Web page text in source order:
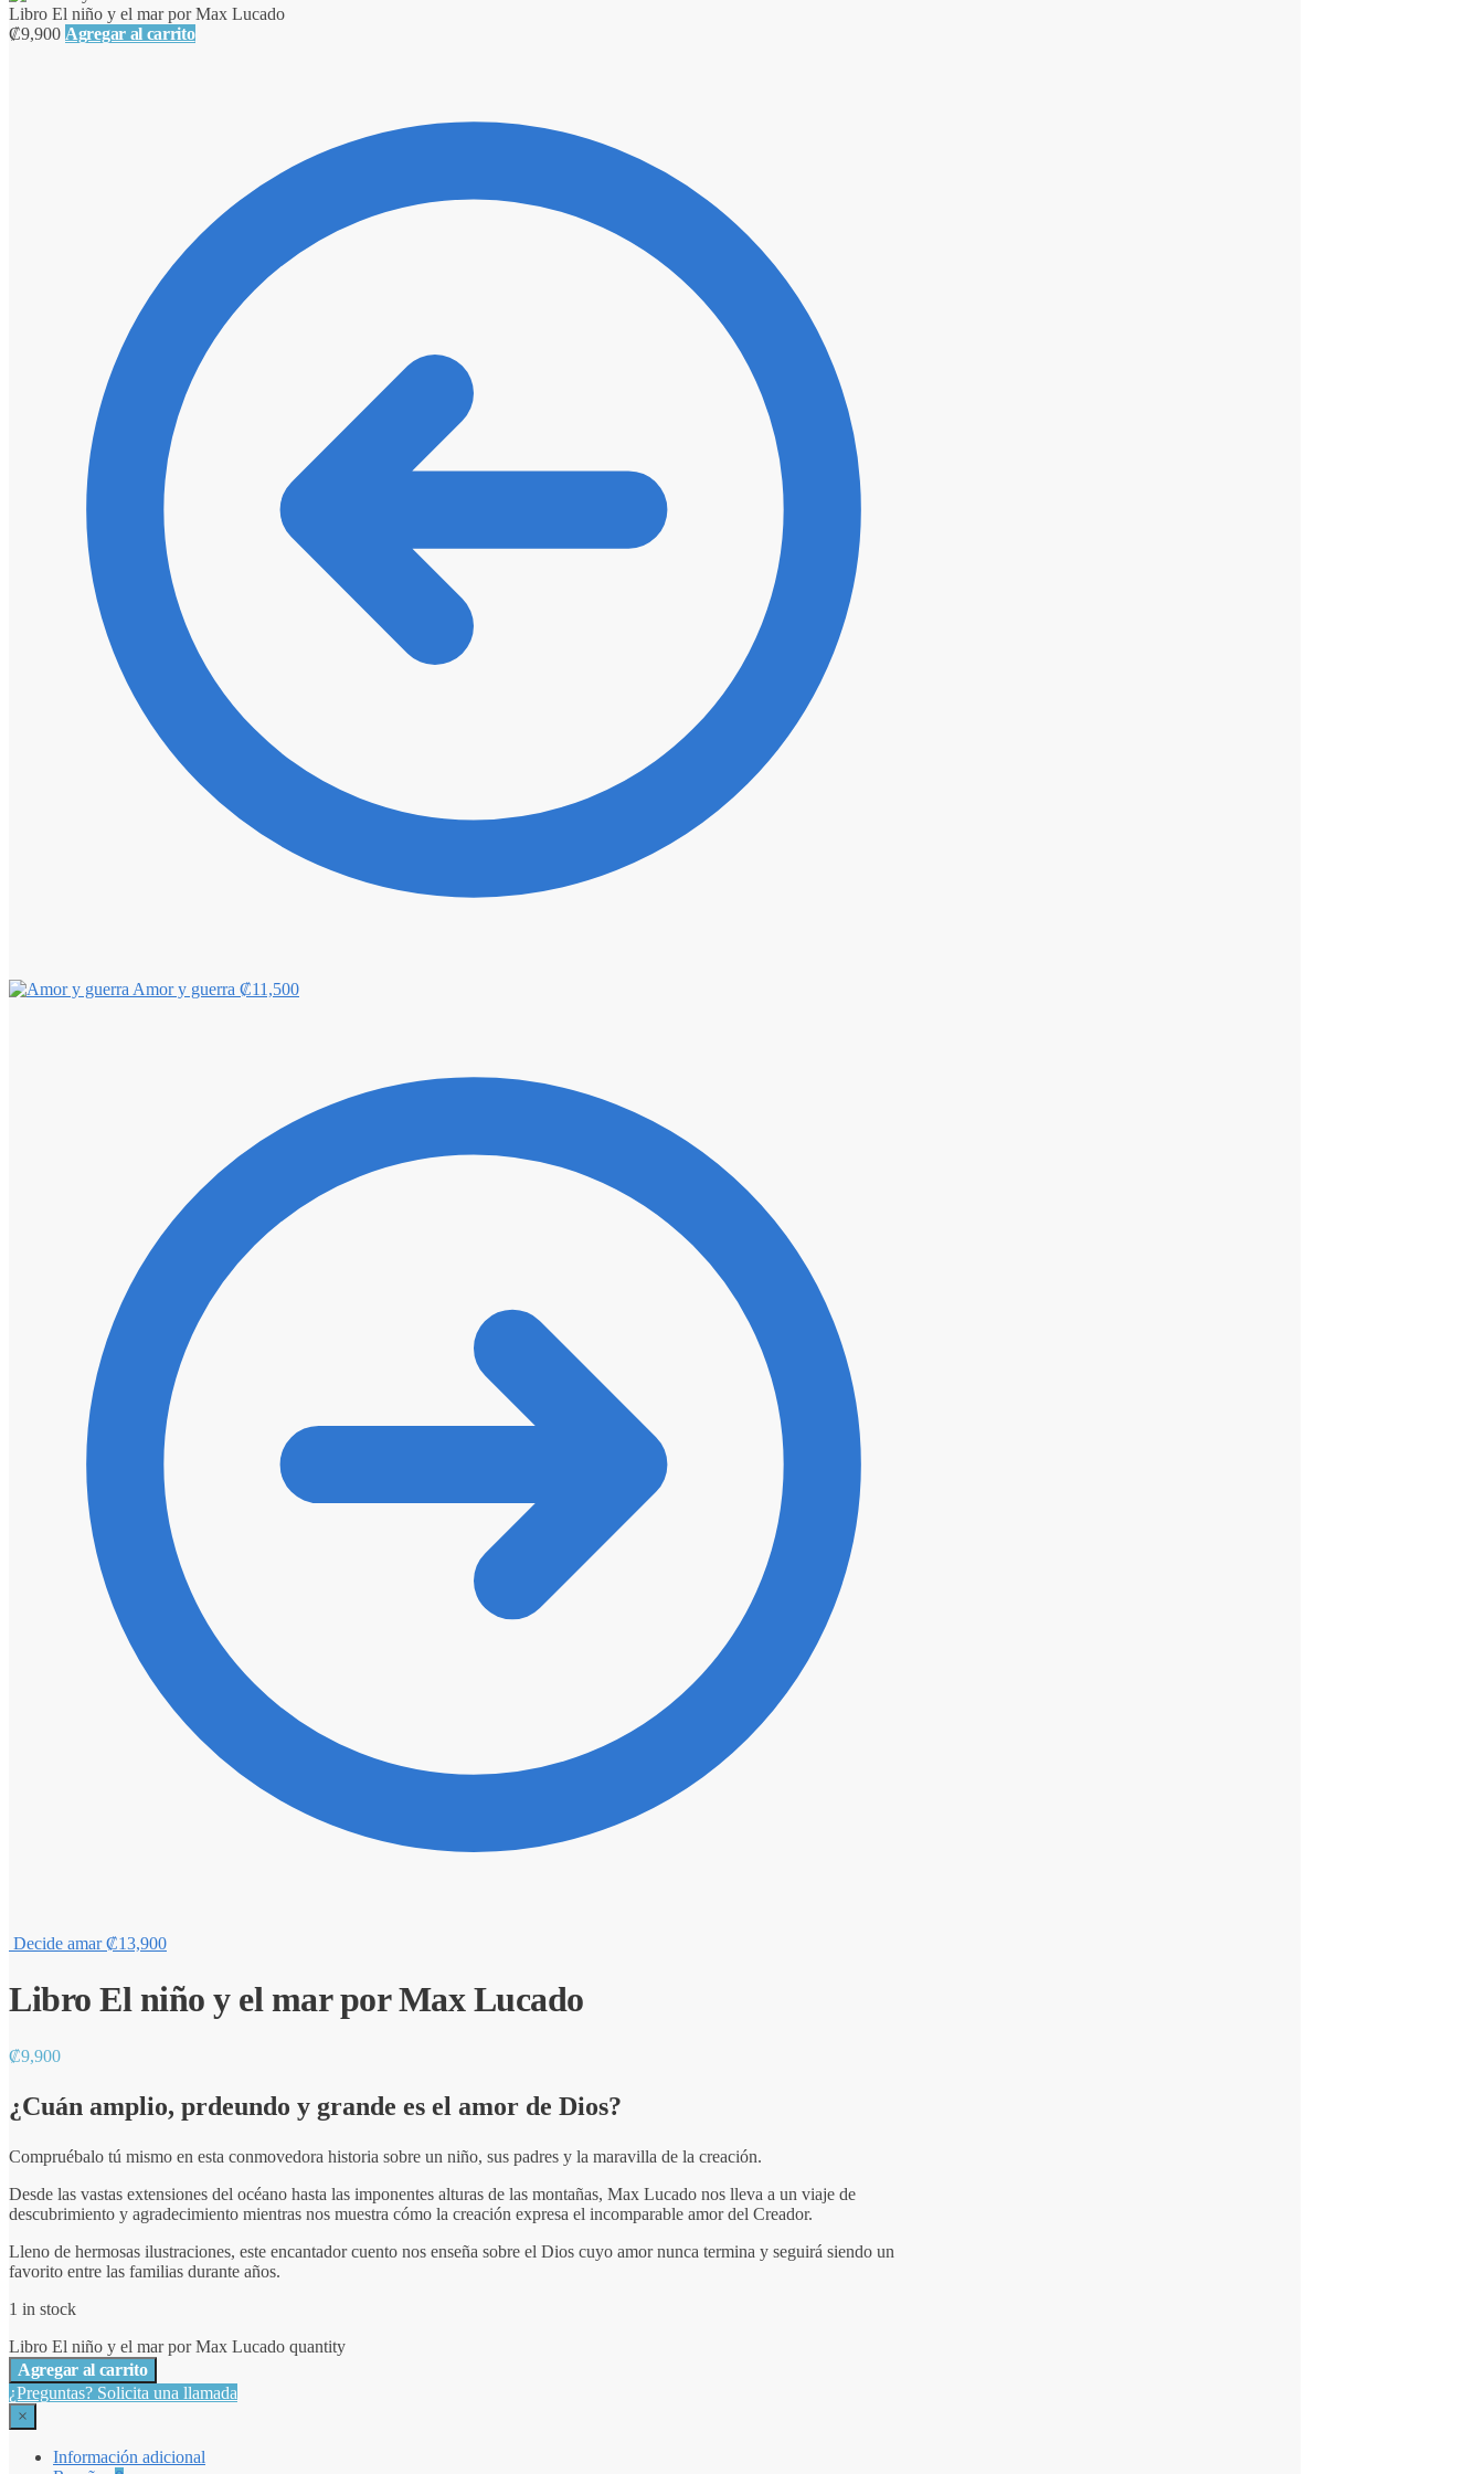
Libro El niño y el mar por Max Lucado
₡9,900 Agregar al carrito
Amor y guerra ₡11,500
Decide amar ₡13,900
Libro El niño y el mar por Max Lucado
₡9,900
¿Cuán amplio, prdeundo y grande es el amor de Dios?
Compruébalo tú mismo en esta conmovedora historia sobre un niño, sus padres y la maravilla de la creación.
Desde las vastas extensiones del océano hasta las imponentes alturas de las montañas, Max Lucado nos lleva a un viaje de
descubrimiento y agradecimiento mientras nos muestra cómo la creación expresa el incomparable amor del Creador.
Lleno de hermosas ilustraciones, este encantador cuento nos enseña sobre el Dios cuyo amor nunca termina y seguirá siendo un
favorito entre las familias durante años.
1 in stock
Libro El niño y el mar por Max Lucado quantity
Agregar al carrito
¿Preguntas? Solicita una llamada
×
Información adicional